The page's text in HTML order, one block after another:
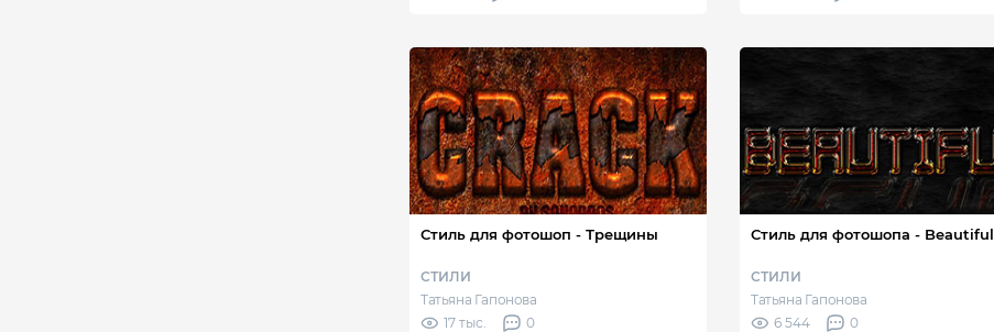
Стиль для фотошоп - Трещины
СТИЛИ
Татьяна Гапонова
17 тыс.
0
Стиль для фотошопа - Beautiful
СТИЛИ
Татьяна Гапонова
6 544
0